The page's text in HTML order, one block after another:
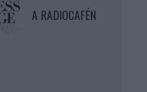
A RADIOCAFÉN